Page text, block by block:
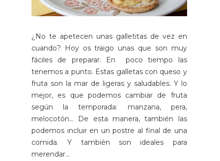
¿No te apetecen unas galletitas de vez en
cuando? Hoy os traigo unas que son muy
fáciles de preparar. En poco tiempo las
tenemos a punto. Estas galletas con queso y
fruta son la mar de ligeras y saludables. Y lo
mejor, es que podemos cambiar de fruta
según la temporada: manzana, pera,
melocotón... De esta manera, también las
podemos incluir en un postre al final de una
comida. Y también son ideales para
merendar...